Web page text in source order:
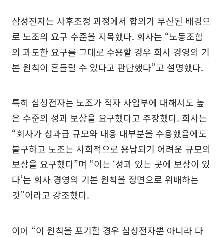
삼성전자는 사후조정 과정에서 합의가 무산된 배경으
로 노조의 요구 수준을 지목했다. 회사는 “노동조합
의 과도한 요구를 그대로 수용할 경우 회사 경영의 기
본 원칙이 흔들릴 수 있다고 판단했다”고 설명했다.
특히 삼성전자는 노조가 적자 사업부에 대해서도 높
은 수준의 성과 보상을 요구했다고 주장했다. 회사는
“회사가 성과급 규모와 내용 대부분을 수용했음에도
불구하고 노조는 사회적으로 용납되기 어려운 규모의
보상을 요구했다”며 “이는 ‘성과 있는 곳에 보상이 있
다’는 회사 경영의 기본 원칙을 정면으로 위배하는
것”이라고 강조했다.
이어 “이 원칙을 포기할 경우 삼성전자뿐 아니라 다